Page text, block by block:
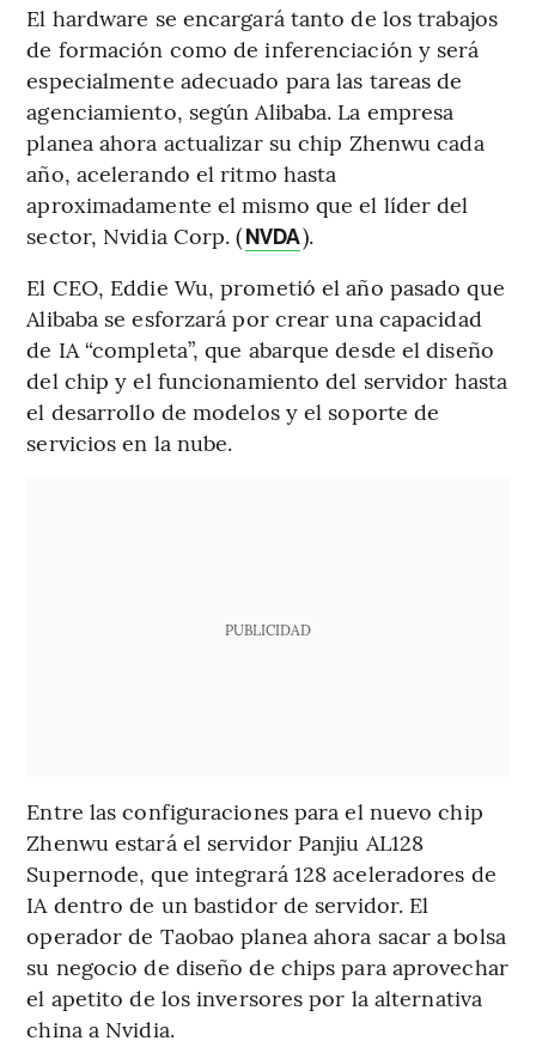
El hardware se encargará tanto de los trabajos
de formación como de inferenciación y será
especialmente adecuado para las tareas de
agenciamiento, según Alibaba. La empresa
planea ahora actualizar su chip Zhenwu cada
año, acelerando el ritmo hasta
aproximadamente el mismo que el líder del
sector, Nvidia Corp. (NVDA).
El CEO, Eddie Wu, prometió el año pasado que
Alibaba se esforzará por crear una capacidad
de IA “completa”, que abarque desde el diseño
del chip y el funcionamiento del servidor hasta
el desarrollo de modelos y el soporte de
servicios en la nube.
PUBLICIDAD
Entre las configuraciones para el nuevo chip
Zhenwu estará el servidor Panjiu AL128
Supernode, que integrará 128 aceleradores de
IA dentro de un bastidor de servidor. El
operador de Taobao planea ahora sacar a bolsa
su negocio de diseño de chips para aprovechar
el apetito de los inversores por la alternativa
china a Nvidia.